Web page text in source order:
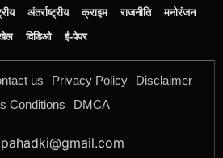
अंतर्राष्ट्रीय क्राइम राजनीति
मनोरंजन
विडिओ ई-पेपर
us Privacy Policy
Disclaimer
Conditions
DMCA